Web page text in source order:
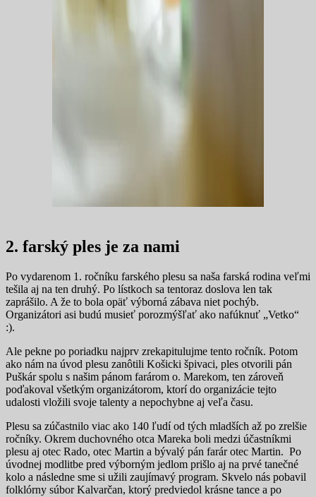
2. farský ples je za nami
Po vydarenom 1. ročníku farského plesu sa naša farská rodina veľmi
tešila aj na ten druhý. Po lístkoch sa tentoraz doslova len tak
zaprášilo. A že to bola opäť výborná zábava niet pochýb.
Organizátori asi budú musieť porozmýšľať ako nafúknuť „Vetko“
:).
Ale pekne po poriadku najprv zrekapitulujme tento ročník. Potom
ako nám na úvod plesu zanôtili Košicki špivaci, ples otvorili pán
Puškár spolu s našim pánom farárom o. Marekom, ten zároveň
poďakoval všetkým organizátorom, ktorí do organizácie tejto
udalosti vložili svoje talenty a nepochybne aj veľa času.
Plesu sa zúčastnilo viac ako 140 ľudí od tých mladších až po zrelšie
ročníky. Okrem duchovného otca Mareka boli medzi účastníkmi
plesu aj otec Rado, otec Martin a bývalý pán farár otec Martin. Po
úvodnej modlitbe pred výborným jedlom prišlo aj na prvé tanečné
kolo a následne sme si užili zaujímavý program. Skvelo nás pobavil
folklórny súbor Kalvarčan, ktorý predviedol krásne tance a po